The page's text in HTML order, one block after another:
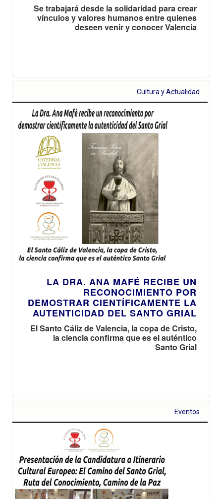
Se trabajará desde la solidaridad para crear
vínculos y valores humanos entre quienes
deseen venir y conocer Valencia
Cultura y Actualidad
LA DRA. ANA MAFÉ RECIBE UN
RECONOCIMIENTO POR
DEMOSTRAR CIENTÍFICAMENTE LA
AUTENTICIDAD DEL SANTO GRIAL
El Santo Cáliz de Valencia, la copa de Cristo,
la ciencia confirma que es el auténtico
Santo Grial
Eventos